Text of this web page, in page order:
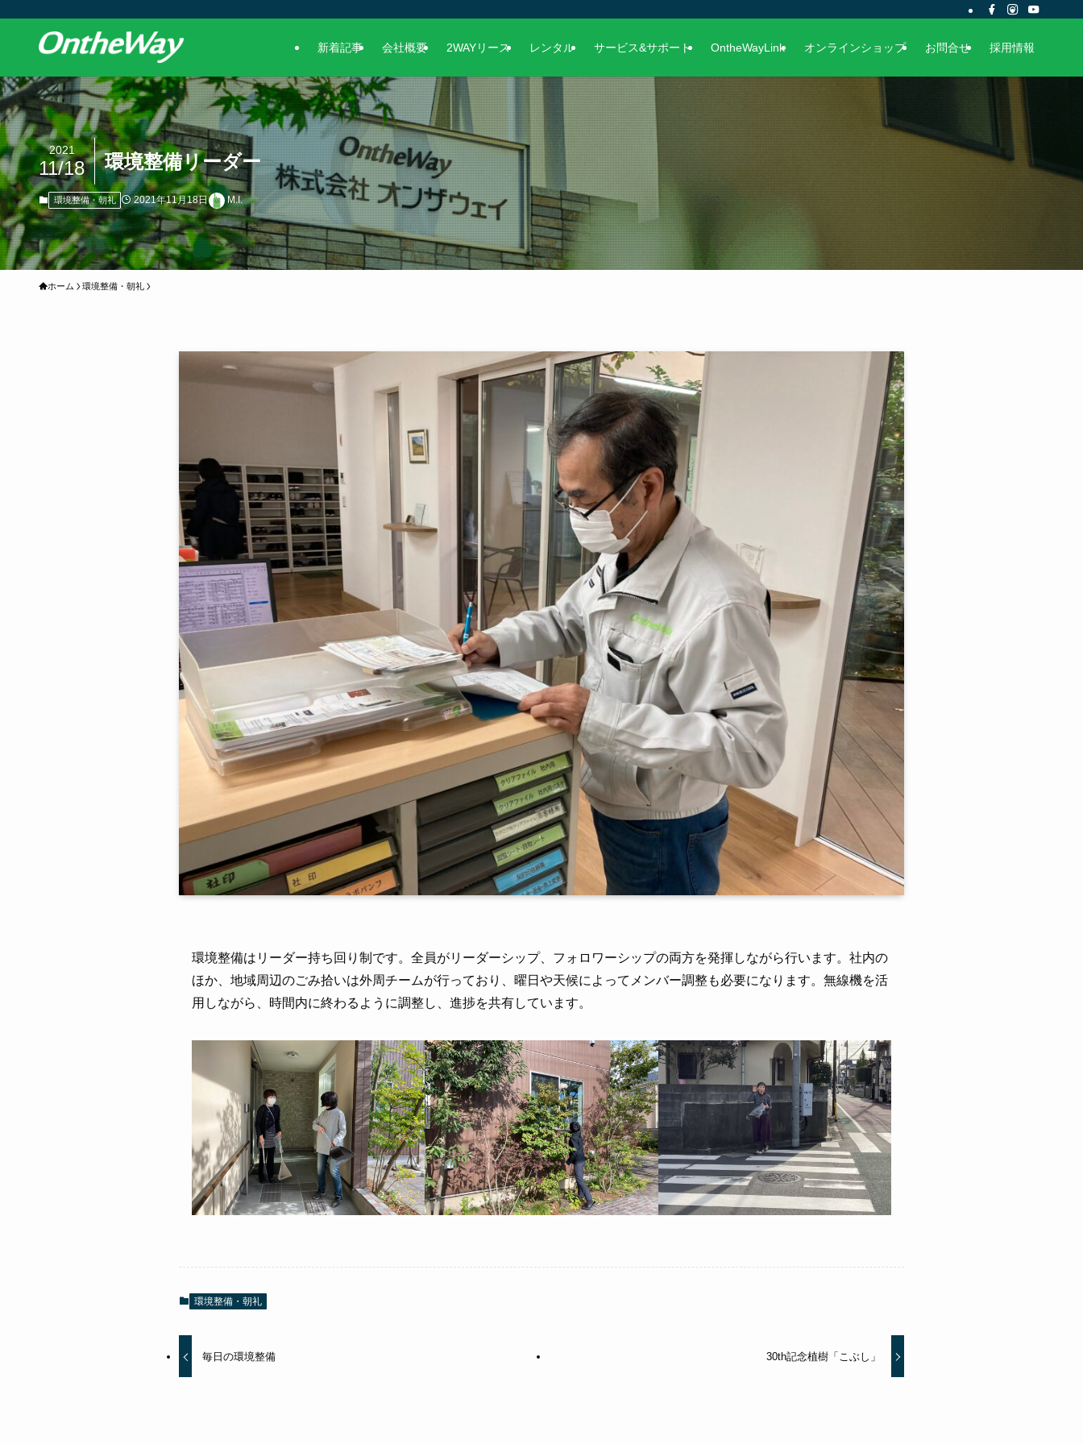
新着記事 会社概要 2WAYリース レンタル サービス&サポート OntheWayLink オンラインショップ お問合せ 採用情報
環境整備リーダー
2021
11/18
環境整備・朝礼 2021年11月18日 M.I.
ホーム 環境整備・朝礼
環境整備はリーダー持ち回り制です。全員がリーダーシップ、フォロワーシップの両方を発揮しながら行います。社内の
ほか、地域周辺のごみ拾いは外周チームが行っており、曜日や天候によってメンバー調整も必要になります。無線機を活
用しながら、時間内に終わるように調整し、進捗を共有しています。
環境整備・朝礼
毎日の環境整備 30th記念植樹「こぶし」